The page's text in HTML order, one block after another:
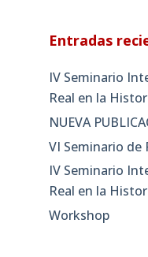
Entradas
IV Seminario
Real en la
NUEVA
VI Seminario de
IV Seminario
Real en la
Workshop